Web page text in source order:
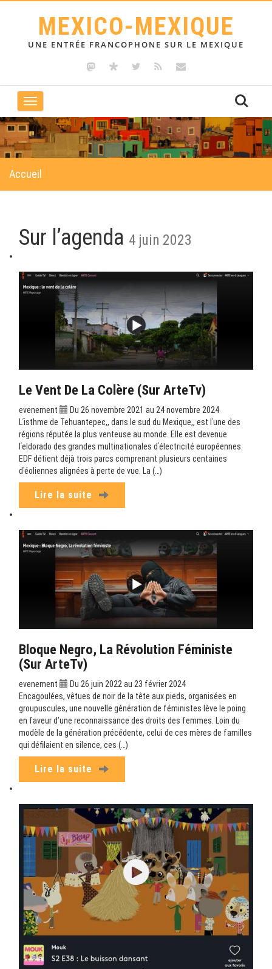
MEXICO-MEXIQUE
UNE ENTRÉE FRANCOPHONE SUR LE MEXIQUE
Toggle
navigation
Accueil
Sur l’agenda 4 juin 2023
Le Vent De La Colère (sur ArteTv)
evenement
Du 26 novembre 2021 au 24 novembre 2024
Lʹisthme de Tehuantepec,, dans le sud du Mexique,, est lʹune des
régions réputée la plus venteuse au monde. Elle est devenue
lʹeldorado des grandes multinationales dʹélectricité européennes.
EDF détient déjà trois parcs comprenant plusieurs centaines
dʹéoliennes alignées à perte de vue. La (…)
Lire la suite
Bloque Negro, La Révolution Féministe
(sur ArteTv)
evenement
Du 26 juin 2022 au 23 février 2024
Encagoulées, vêtues de noir de la tête aux pieds, organisées en
groupuscules, une nouvelle génération de féministes lève le poing
en faveur d’une reconnaissance des droits des femmes. Loin du
modèle de la génération précédente, celui de ces mères de familles
qui défilaient en silence, ces (…)
Lire la suite